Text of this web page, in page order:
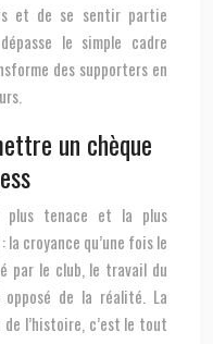
et de se sentir partie
le simple cadre
des supporters en
un chèque
plus tenace et la plus
croyance qu’une fois le
par le club, le travail du
opposé de la réalité. La
l’histoire, c’est le tout